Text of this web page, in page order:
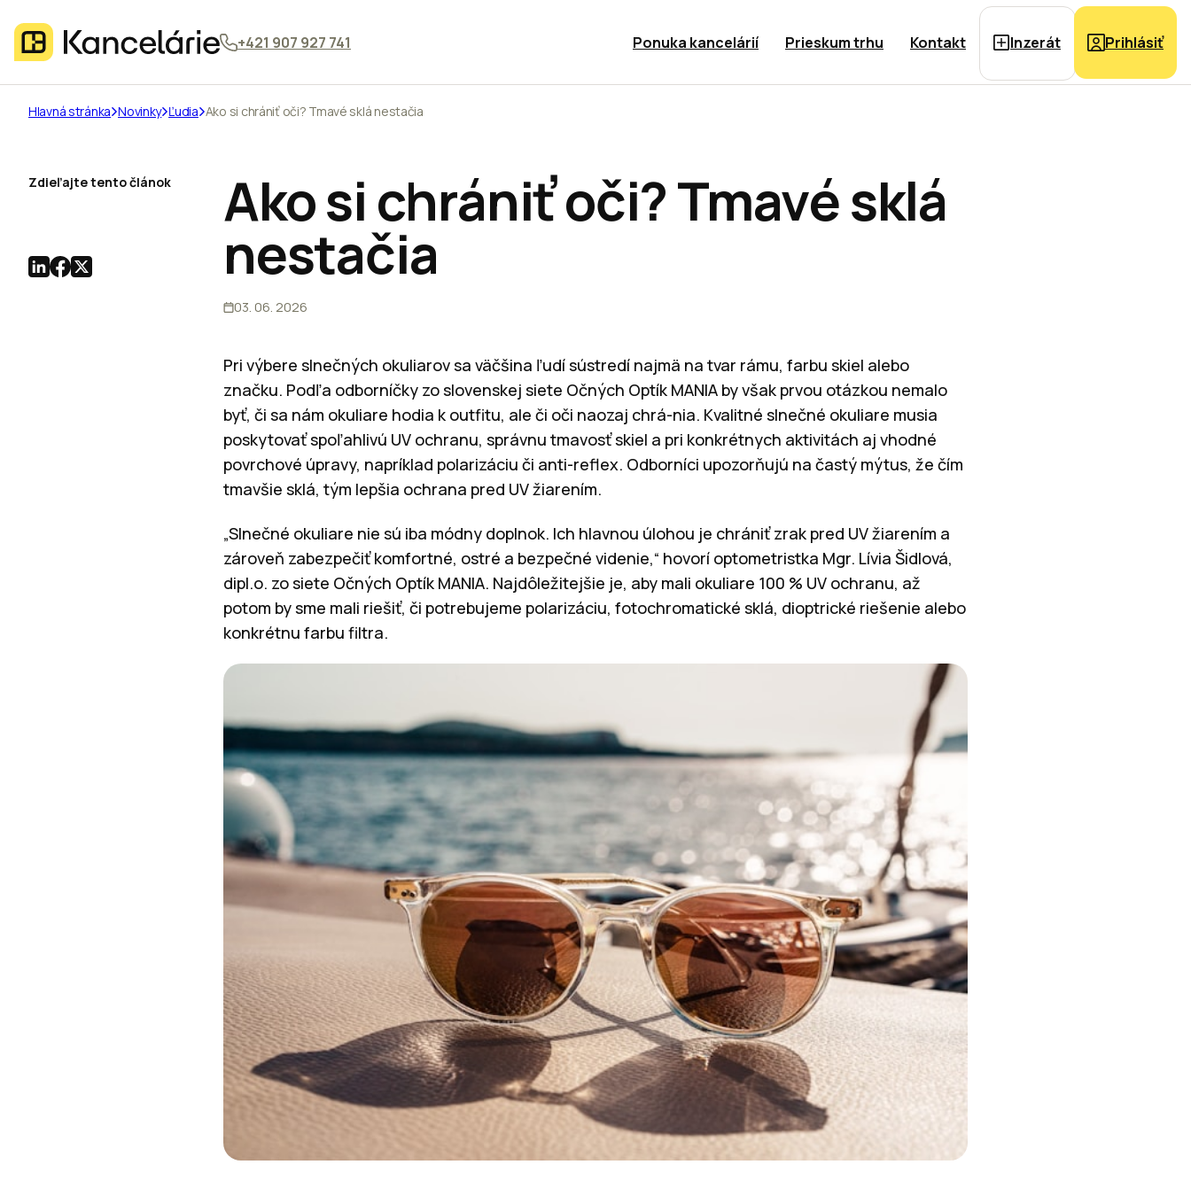
+421 907 927 741 Ponuka kancelárií Prieskum trhu Kontakt Inzerát Prihlásiť
Hlavná stránka Novinky Ľudia Ako si chrániť oči? Tmavé sklá nestačia
Ako si chrániť oči? Tmavé sklá
nestačia
03. 06. 2026
Pri výbere slnečných okuliarov sa väčšina ľudí sústredí najmä na tvar rámu, farbu skiel alebo
značku. Podľa odborníčky zo slovenskej siete Očných Optík MANIA by však prvou otázkou nemalo
byť, či sa nám okuliare hodia k outfitu, ale či oči naozaj chrá-nia. Kvalitné slnečné okuliare musia
poskytovať spoľahlivú UV ochranu, správnu tmavosť skiel a pri konkrétnych aktivitách aj vhodné
povrchové úpravy, napríklad polarizáciu či anti-reflex. Odborníci upozorňujú na častý mýtus, že čím
tmavšie sklá, tým lepšia ochrana pred UV žiarením.
„Slnečné okuliare nie sú iba módny doplnok. Ich hlavnou úlohou je chrániť zrak pred UV žiarením a
zároveň zabezpečiť komfortné, ostré a bezpečné videnie,“ hovorí optometristka Mgr. Lívia Šidlová,
dipl.o. zo siete Očných Optík MANIA. Najdôležitejšie je, aby mali okuliare 100 % UV ochranu, až
potom by sme mali riešiť, či potrebujeme polarizáciu, fotochromatické sklá, dioptrické riešenie alebo
konkrétnu farbu filtra.
Zdieľajte tento článok